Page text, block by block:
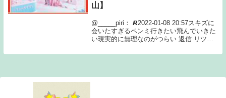
山】
@_____piri： 𝙍2022-01-08 20:57スキズに
会いたすぎるペンミ行きたい飛んでいきた
い現実的に無理なのがつらい 返信 リツイ
20:34色んな方から聞いたけど...